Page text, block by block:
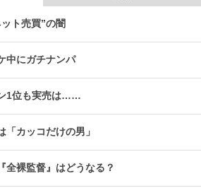
ト売買”の闇
中にガチナンパ
1位も実売は……
「カッコだけの男」
全裸監督』はどうなる？